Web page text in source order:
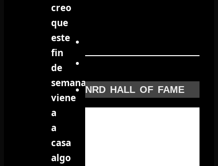
creo
que
este
fin
de
semana
viene
a
a
casa
algo
NRD HALL OF FAME